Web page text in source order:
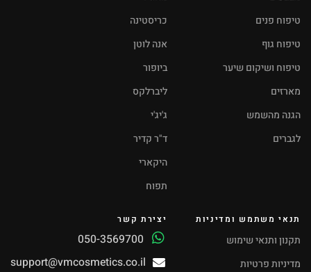
טיפוח פנים
טיפוח גוף
טיפוח ושיקום שיער
מארזים
הגנה מהשמש
לגברים
כריסטינה
אנה לוטן
ביופור
ליברלקס
ג'יג'י
ד"ר קדיר
היקארי
תפוח
תנאי משתמש ומדיניות
תקנון ותנאי שימוש
מדיניות פרטיות
יצירת קשר
support@vmcosmetics.co.il